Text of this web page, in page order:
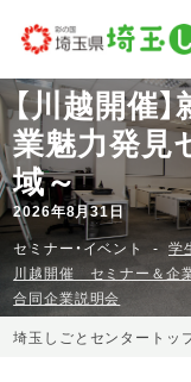
【川越開催
業魅力発
域～
2026年8月31日
セミナー・イベント
学
川越開催 セミナー＆企
合同企業説明会
埼玉しごとセンタートッ